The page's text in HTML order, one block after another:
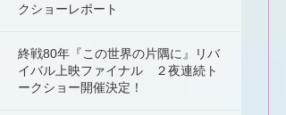
クショーレポート
終戦80年『この世界の片隅に』リバ
イバル上映ファイナル ２夜連続ト
ークショー開催決定！